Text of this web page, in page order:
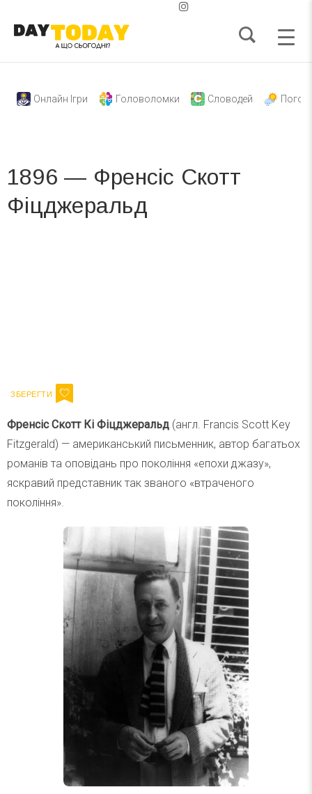
Онлайн Ігри Головоломки Словодей
1896 — Френсіс Скотт
Фіцджеральд
Френсіс Скотт Кі Фіцджеральд (англ. Francis Scott Key
Fitzgerald) — американський письменник, автор багатьох
романів та оповідань про покоління «епохи джазу»,
яскравий представник так званого «втраченого
покоління».